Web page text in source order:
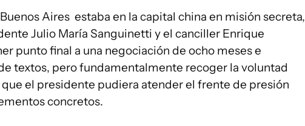
Aires estaba en la capital china en misión secreta,
Julio María Sanguinetti y el canciller Enrique
punto final a una negociación de ocho meses e
textos, pero fundamentalmente recoger la voluntad
el presidente pudiera atender el frente de presión
concretos.